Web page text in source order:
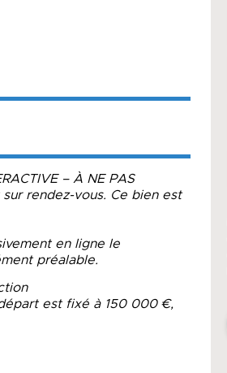
– À NE PAS
rendez-vous. Ce bien est
en ligne le
préalable.
est fixé à 150 000 €,